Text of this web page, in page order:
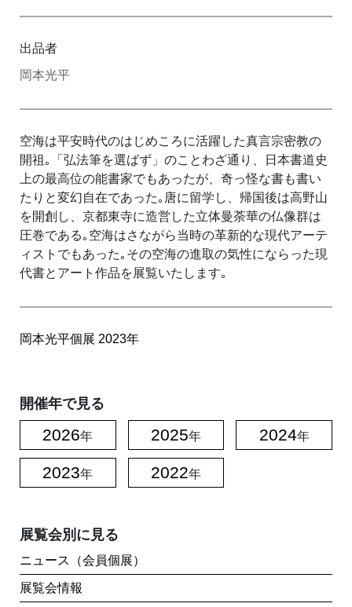
出品者
岡本光平
空海は平安時代のはじめころに活躍した真言宗密教の
開祖｡「弘法筆を選ばず」のことわざ通り、日本書道史
上の最高位の能書家でもあったが、奇っ怪な書も書い
たりと変幻自在であった｡唐に留学し、帰国後は高野山
を開創し、京都東寺に造営した立体曼荼華の仏像群は
圧巻である｡空海はさながら当時の革新的な現代アーテ
ィストでもあった｡その空海の進取の気性にならった現
代書とアート作品を展覧いたします｡
岡本光平個展 2023年
開催年で見る
2026年 2025年 2024年
2023年 2022年
展覧会別に見る
ニュース（会員個展）
展覧会情報